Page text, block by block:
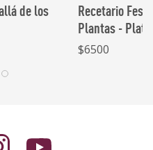
de los
Recetario
Plantas -
$6500